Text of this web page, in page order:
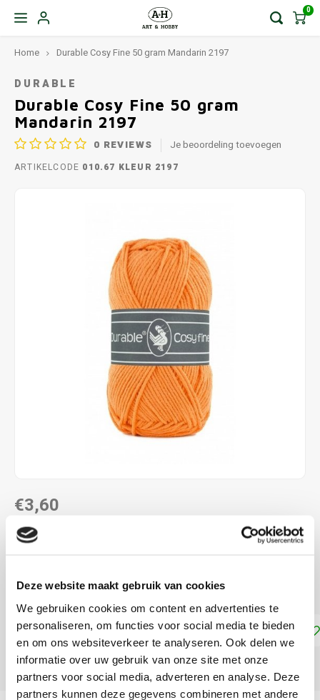
Deze website maakt gebruik van cookies
We gebruiken cookies om content en advertenties te
personaliseren, om functies voor social media te bieden
en om ons websiteverkeer te analyseren. Ook delen we
informatie over uw gebruik van onze site met onze
partners voor social media, adverteren en analyse. Deze
partners kunnen deze gegevens combineren met andere
0
Home Durable Cosy Fine 50 gram Mandarin 2197
DURABLE
Durable Cosy Fine 50 gram
Mandarin 2197
0 REVIEWS Je beoordeling toevoegen
ARTIKELCODE 010.67 KLEUR 2197
€3,60
DIRECT LEVERBAAR
meer
Toevoegen aan winkelwagen